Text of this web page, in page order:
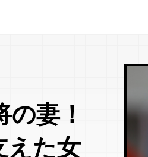
妻！
えた女